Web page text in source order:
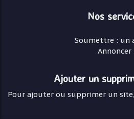
Nos
Soumettre : un
Annoncer
Ajouter un
Pour ajouter ou supprimer un